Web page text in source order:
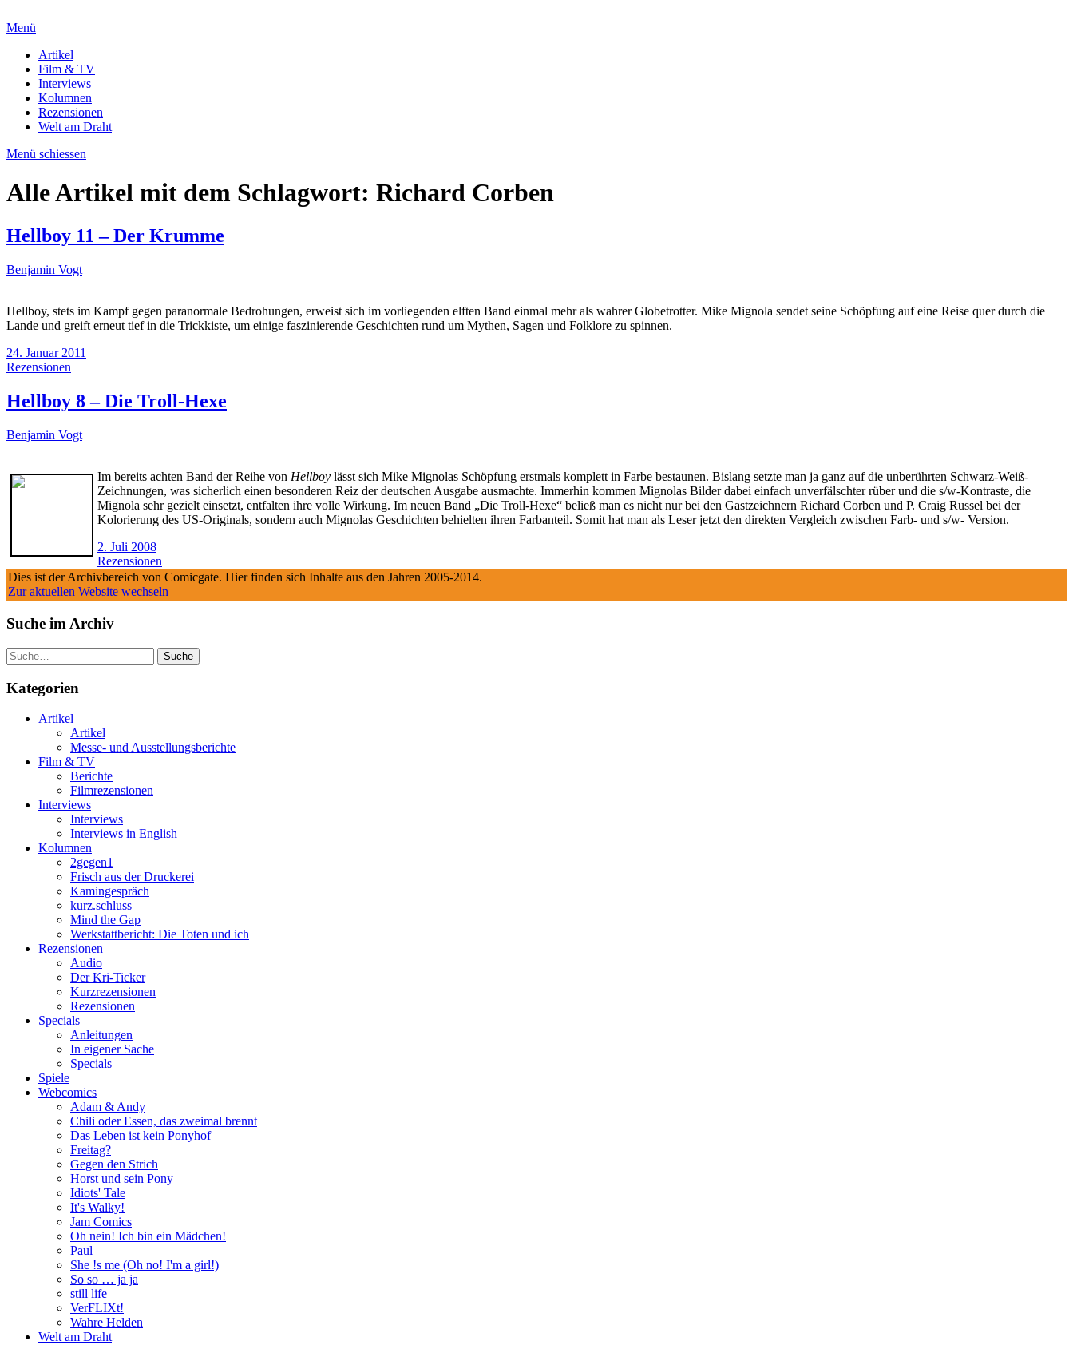
Menü
Artikel
Film & TV
Interviews
Kolumnen
Rezensionen
Welt am Draht
Menü schiessen
Alle Artikel mit dem Schlagwort: Richard Corben
Hellboy 11 – Der Krumme
Benjamin Vogt
Hellboy, stets im Kampf gegen paranormale Bedrohungen, erweist sich im vorliegenden elften Band einmal mehr als wahrer Globetrotter. Mike Mignola sendet seine Schöpfung auf eine Reise quer durch die
Lande und greift erneut tief in die Trickkiste, um einige faszinierende Geschichten rund um Mythen, Sagen und Folklore zu spinnen.
24. Januar 2011
Rezensionen
Hellboy 8 – Die Troll-Hexe
Benjamin Vogt
Im bereits achten Band der Reihe von Hellboy lässt sich Mike Mignolas Schöpfung erstmals komplett in Farbe bestaunen. Bislang setzte man ja ganz auf die unberührten Schwarz-Weiß-
Zeichnungen, was sicherlich einen besonderen Reiz der deutschen Ausgabe ausmachte. Immerhin kommen Mignolas Bilder dabei einfach unverfälschter rüber und die s/w-Kontraste, die
Mignola sehr gezielt einsetzt, entfalten ihre volle Wirkung. Im neuen Band „Die Troll-Hexe“ beließ man es nicht nur bei den Gastzeichnern Richard Corben und P. Craig Russel bei der
Kolorierung des US-Originals, sondern auch Mignolas Geschichten behielten ihren Farbanteil. Somit hat man als Leser jetzt den direkten Vergleich zwischen Farb- und s/w- Version.
2. Juli 2008
Rezensionen
Dies ist der Archivbereich von Comicgate. Hier finden sich Inhalte aus den Jahren 2005-2014.
Zur aktuellen Website wechseln
Suche im Archiv
Suche
Kategorien
Artikel
Artikel
Messe- und Ausstellungsberichte
Film & TV
Berichte
Filmrezensionen
Interviews
Interviews
Interviews in English
Kolumnen
2gegen1
Frisch aus der Druckerei
Kamingespräch
kurz.schluss
Mind the Gap
Werkstattbericht: Die Toten und ich
Rezensionen
Audio
Der Kri-Ticker
Kurzrezensionen
Rezensionen
Specials
Anleitungen
In eigener Sache
Specials
Spiele
Webcomics
Adam & Andy
Chili oder Essen, das zweimal brennt
Das Leben ist kein Ponyhof
Freitag?
Gegen den Strich
Horst und sein Pony
Idiots' Tale
It's Walky!
Jam Comics
Oh nein! Ich bin ein Mädchen!
Paul
She !s me (Oh no! I'm a girl!)
So so … ja ja
still life
VerFLIXt!
Wahre Helden
Welt am Draht